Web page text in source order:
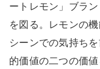
ートレモン」ブラ
を図る。レモンの
シーンでの気持ち
的価値の二つの価